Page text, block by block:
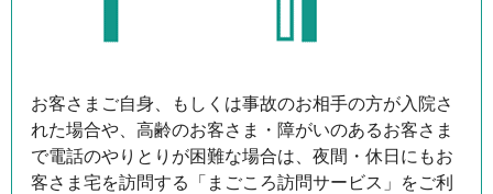
お客さまご自身、もしくは事故のお相手の方が入院さ
れた場合や、高齢のお客さま・障がいのあるお客さま
で電話のやりとりが困難な場合は、夜間・休日にもお
客さま宅を訪問する「まごころ訪問サービス」をご利